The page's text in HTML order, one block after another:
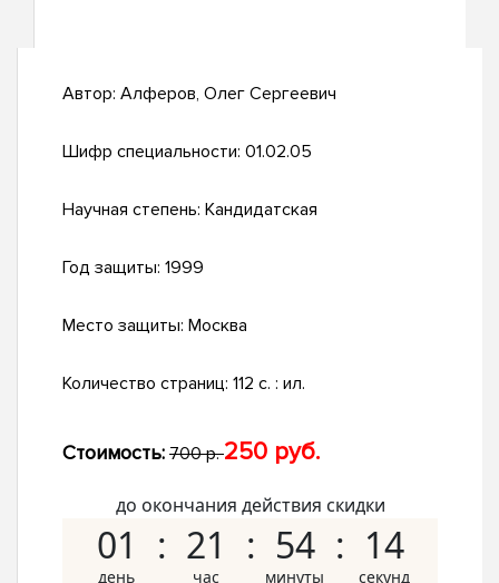
Автор: Алферов, Олег Сергеевич
Шифр специальности: 01.02.05
Научная степень: Кандидатская
Год защиты: 1999
Место защиты: Москва
Количество страниц: 112 с. : ил.
Стоимость: 700 р.250 руб.
до окончания действия скидки
01 21 54 14